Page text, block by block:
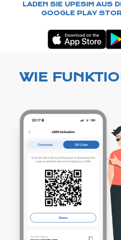
LADEN SIE UPESIM AUS
GOOGLE PLAY
WIE